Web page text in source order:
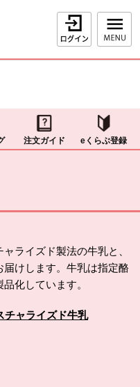
ログイン
注文ガイド eくらぶ登録
ライズド製法の牛乳と、
けします。牛乳は指定酪
化しています。
チャライズド牛乳